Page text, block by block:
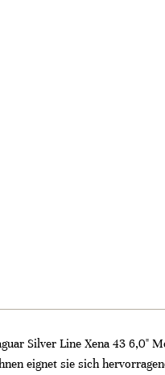
Silver Line Xena 43 6,0"
eignet sie sich